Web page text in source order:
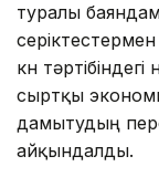
туралы
күн
сыртқы
дамытудың
айқындалды.